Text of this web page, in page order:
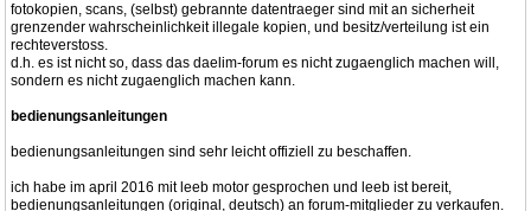
fotokopien, scans, (selbst) gebrannte datentraeger sind mit an sicherheit
grenzender wahrscheinlichkeit illegale kopien, und besitz/verteilung ist ein
rechteverstoss.
d.h. es ist nicht so, dass das daelim-forum es nicht zugaenglich machen will,
sondern es nicht zugaenglich machen kann.
bedienungsanleitungen
bedienungsanleitungen sind sehr leicht offiziell zu beschaffen.
ich habe im april 2016 mit leeb motor gesprochen und leeb ist bereit,
bedienungsanleitungen (original, deutsch) an forum-mitglieder zu verkaufen.